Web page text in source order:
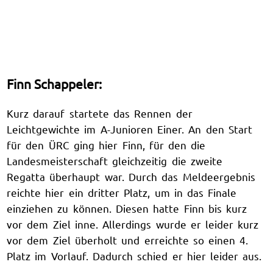
Finn Schappeler:
Kurz darauf startete das Rennen der
Leichtgewichte im A-Junioren Einer. An den Start
für den ÜRC ging hier Finn, für den die
Landesmeisterschaft gleichzeitig die zweite
Regatta überhaupt war. Durch das Meldeergebnis
reichte hier ein dritter Platz, um in das Finale
einziehen zu können. Diesen hatte Finn bis kurz
vor dem Ziel inne. Allerdings wurde er leider kurz
vor dem Ziel überholt und erreichte so einen 4.
Platz im Vorlauf. Dadurch schied er hier leider aus.